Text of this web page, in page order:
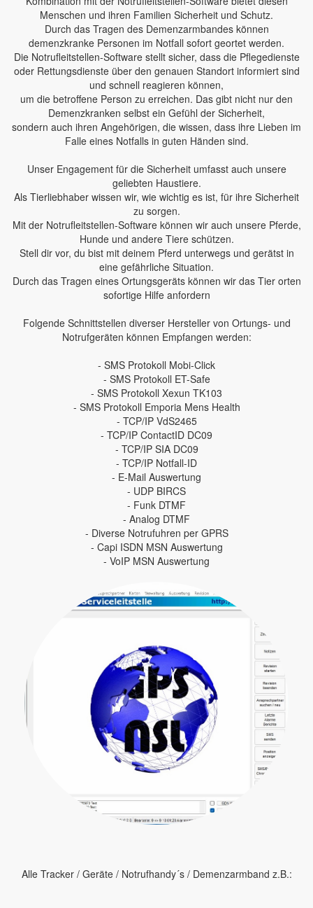
Menschen und ihren Familien Sicherheit und Schutz.
Durch das Tragen des Demenzarmbandes können
demenzkranke Personen im Notfall sofort geortet werden.
Die Notrufleitstellen-Software stellt sicher, dass die Pflegedienste
oder Rettungsdienste über den genauen Standort informiert sind
und schnell reagieren können,
um die betroffene Person zu erreichen. Das gibt nicht nur den
Demenzkranken selbst ein Gefühl der Sicherheit,
sondern auch ihren Angehörigen, die wissen, dass ihre Lieben im
Falle eines Notfalls in guten Händen sind.
Unser Engagement für die Sicherheit umfasst auch unsere
geliebten Haustiere.
Als Tierliebhaber wissen wir, wie wichtig es ist, für ihre Sicherheit
zu sorgen.
Mit der Notrufleitstellen-Software können wir auch unsere Pferde,
Hunde und andere Tiere schützen.
Stell dir vor, du bist mit deinem Pferd unterwegs und gerätst in
eine gefährliche Situation.
Durch das Tragen eines Ortungsgeräts können wir das Tier orten
sofortige Hilfe anfordern
Folgende Schnittstellen diverser Hersteller von Ortungs- und
Notrufgeräten können Empfangen werden:
- SMS Protokoll Mobi-Click
- SMS Protokoll ET-Safe
- SMS Protokoll Xexun TK103
- SMS Protokoll Emporia Mens Health
- TCP/IP VdS2465
- TCP/IP ContactID DC09
- TCP/IP SIA DC09
- TCP/IP Notfall-ID
- E-Mail Auswertung
- UDP BIRCS
- Funk DTMF
- Analog DTMF
- Diverse Notrufuhren per GPRS
- Capi ISDN MSN Auswertung
- VoIP MSN Auswertung
Alle Tracker / Geräte / Notrufhandy´s / Demenzarmband z.B.: